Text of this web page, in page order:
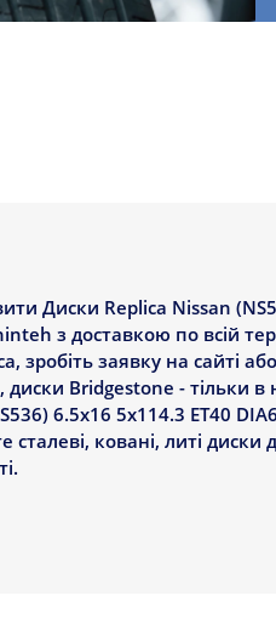
Диски Replica Nissan
з доставкою по всій
заявку на сайті
Bridgestone - тільки
6.5x16 5x114.3 ET40
сталеві, ковані, литі